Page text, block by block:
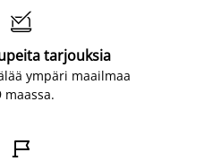

tarjouksia
ympäri maailmaa
maassa.
